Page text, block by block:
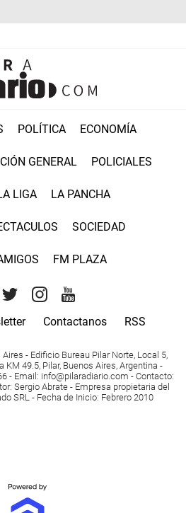
POLÍTICA ECONOMÍA
GENERAL POLICIALES
LIGA LA PANCHA
SOCIEDAD
FM PLAZA
Contactanos RSS
Aires - Edificio Bureau Pilar Norte, Local 5,
KM 49.5, Pilar, Buenos Aires, Argentina -
- Email : info@pilaradiario.com - Contacto:
: Sergio Abrate - Empresa propietaria del
SRL - Fecha de Inicio: Febrero 2010